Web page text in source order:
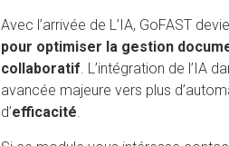
Avec l’arrivée de L’IA, GoFAST
pour optimiser la gestion
collaboratif. L’intégration de l’IA
avancée majeure vers plus
d’efficacité.